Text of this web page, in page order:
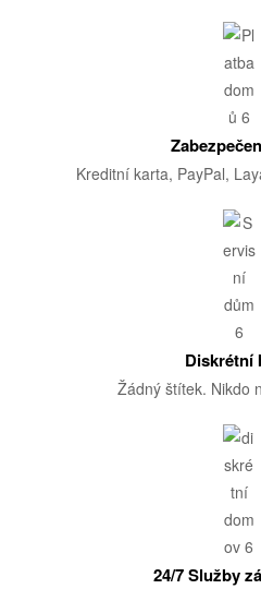
Kreditní karta, PayPal,
Diskrétní
Žádný štítek. Nikdo
24/7 Služby